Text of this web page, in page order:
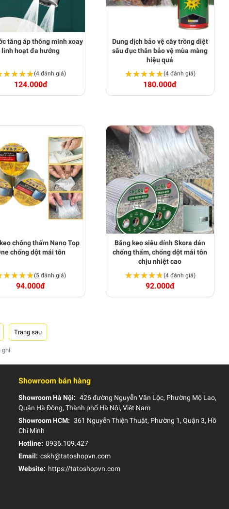
tăng áp thông minh xoay
linh hoạt đa hướng
(4 đánh giá)
124.000đ
Dung dịch bảo vệ cây trồng diệt
sâu đục thân bảo vệ mùa màng
hiệu quả
★★★★★
★★★★★(4 đánh giá)
180.000đ
chống thấm Nano Top
chống dột mái tôn
(5 đánh giá)
94.000đ
Băng keo siêu dính Skora dán
chống thấm, chống dột mái tôn
chịu nhiệt cao
★★★★★
★★★★★(4 đánh giá)
92.000đ
ghi
Showroom bán hàng
Showroom Hà Nội: 426 đường Nguyễn Văn Lộc, Phường Mộ Lao,
Quận Hà Đông, Thành phố Hà Nội, Việt Nam
Showroom HCM: 361 Nguyễn Thiện Thuật, Phường 1, Quận 3, Hồ
Chí Minh
Hotline: 0936.109.427
Email: cskh@tatoshopvn.com
Website: https://tatoshopvn.com